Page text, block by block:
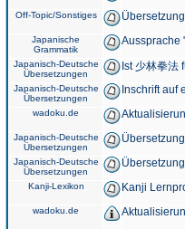
Off-Topic/Sonstiges
Japanische
Grammatik
Aussprache
Japanisch-Deutsche
Übersetzungen
Ist 少林拳
Japanisch-Deutsche
Übersetzungen
Inschrift auf
wadoku.de
Japanisch-Deutsche
Übersetzungen
Japanisch-Deutsche
Übersetzungen
Kanji-Lexikon Kanji
wadoku.de